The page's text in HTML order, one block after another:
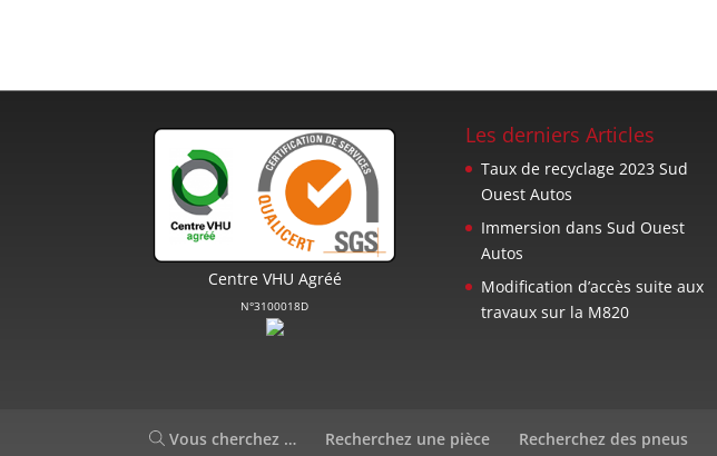
Centre VHU Agréé
N°3100018D
Les derniers Articles
Taux de recyclage 2023 Sud
Ouest Autos
Immersion dans Sud Ouest
Autos
Modification d’accès suite aux
travaux sur la M820
Vous cherchez … Recherchez une pièce Recherchez des pneus